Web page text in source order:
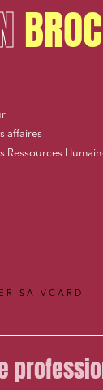
affaires
Ressources
SA VCARD